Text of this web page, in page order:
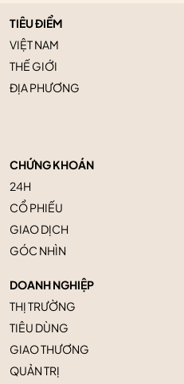
TIÊU ĐIỂM
VIỆT NAM
THẾ GIỚI
ĐỊA PHƯƠNG
CHỨNG KHOÁN
24H
CỔ PHIẾU
GIAO DỊCH
GÓC NHÌN
DOANH NGHIỆP
THỊ TRƯỜNG
TIÊU DÙNG
GIAO THƯƠNG
QUẢN TRỊ